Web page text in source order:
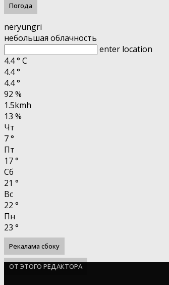
Погода
neryungri
небольшая облачность
enter location
4.4° C
4.4°
4.4°
92 %
1.5kmh
13 %
Чт
7°
Пт
17°
Сб
21 °
Вс
22 °
Пн
23 °
Рекалама сбоку
ОТ ЭТОГО РЕДАКТОРА